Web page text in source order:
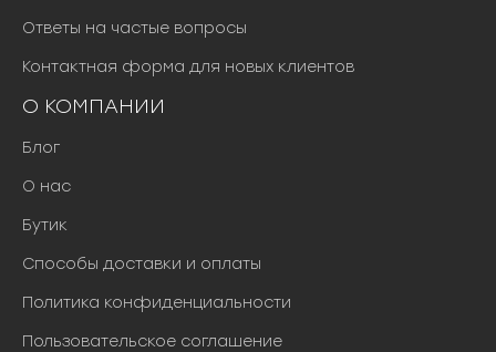
Ответы на частые вопросы
Контактная форма для новых клиентов
О КОМПАНИИ
Блог
О нас
Бутик
Способы доставки и оплаты
Политика конфиденциальности
Пользовательское соглашение